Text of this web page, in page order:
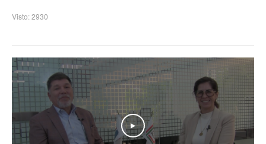
Visto: 2930
Play